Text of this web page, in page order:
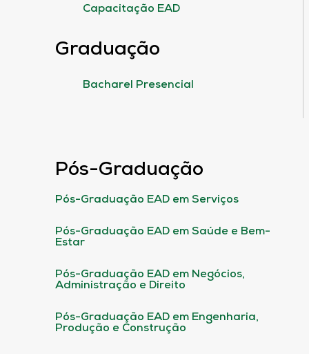
Capacitação EAD
Graduação
Bacharel Presencial
Pós-Graduação
Pós-Graduação EAD em Serviços
Pós-Graduação EAD em Saúde e Bem-
Estar
Pós-Graduação EAD em Negócios,
Administração e Direito
Pós-Graduação EAD em Engenharia,
Produção e Construção